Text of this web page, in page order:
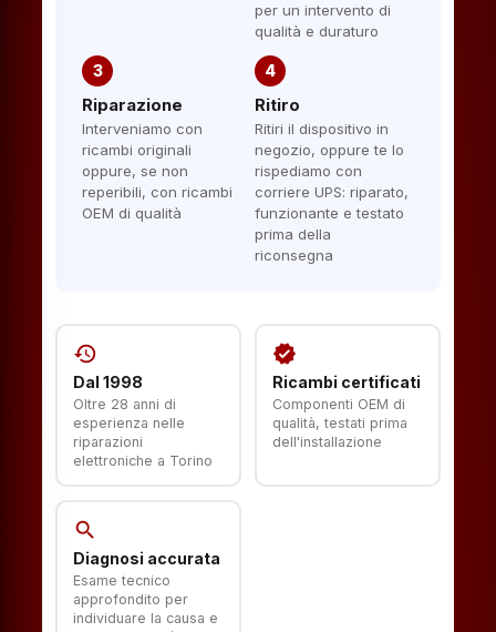
per un intervento di
qualità e duraturo
3
Riparazione
Interveniamo con
ricambi originali
oppure, se non
reperibili, con ricambi
OEM di qualità
4
Ritiro
Ritiri il dispositivo in
negozio, oppure te lo
rispediamo con
corriere UPS: riparato,
funzionante e testato
prima della
riconsegna
history
Dal 1998
Oltre 28 anni di
esperienza nelle
riparazioni
elettroniche a Torino
verified
Ricambi certificati
Componenti OEM di
qualità, testati prima
dell'installazione
search
Diagnosi accurata
Esame tecnico
approfondito per
individuare la causa e